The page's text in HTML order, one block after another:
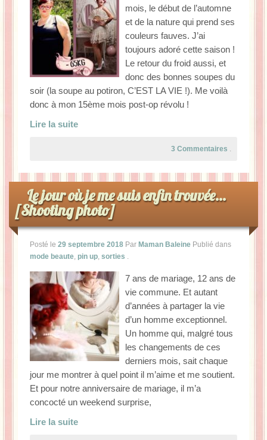
mois, le début de l’automne
et de la nature qui prend ses
couleurs fauves. J’ai
toujours adoré cette saison !
Le retour du froid aussi, et
donc des bonnes soupes du
soir (la soupe au potiron, C’EST LA VIE !). Me voilà
donc à mon 15ème mois post-op révolu !
Lire la suite
3 Commentaires .
Le jour où je me suis enfin trouvée…
[Shooting photo]
Posté le 29 septembre 2018 Par Maman Baleine Publié dans
mode beaute, pin up, sorties .
7 ans de mariage, 12 ans de
vie commune. Et autant
d’années à partager la vie
d’un homme exceptionnel.
Un homme qui, malgré tous
les changements de ces
derniers mois, sait chaque
jour me montrer à quel point il m’aime et me soutient.
Et pour notre anniversaire de mariage, il m’a
concocté un weekend surprise,
Lire la suite